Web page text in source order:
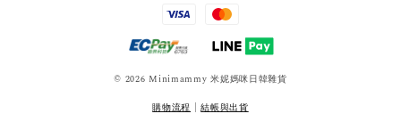
© 2026 Minimammy 米妮媽咪日韓雜貨
購物流程 |結帳與出貨